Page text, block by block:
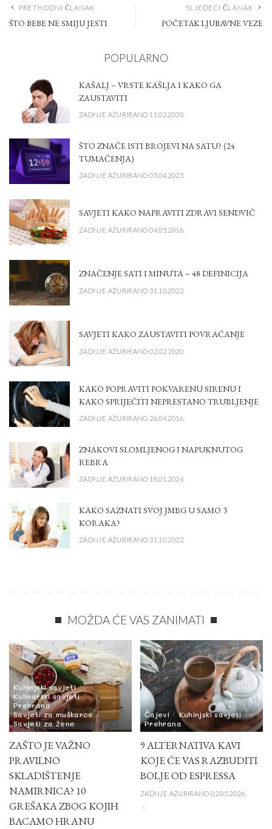
PRETHODNI ČLANAK
ŠTO BEBE NE SMIJU JESTI
SLJEDEĆI ČLANAK
POČETAK LJUBAVNE VEZE
POPULARNO
KAŠALJ – VRSTE KAŠLJA I KAKO GA
ZAUSTAVITI
ZADNJE AŽURIRANO 11.02.2020.
ŠTO ZNAČE ISTI BROJEVI NA SATU? (24
TUMAČENJA)
ZADNJE AŽURIRANO 05.04.2023.
SAVJETI KAKO NAPRAVITI ZDRAVI SENDVIČ
ZADNJE AŽURIRANO 04.05.2016.
ZNAČENJE SATI I MINUTA – 48 DEFINICIJA
ZADNJE AŽURIRANO 31.10.2022.
SAVJETI KAKO ZAUSTAVITI POVRAĆANJE
ZADNJE AŽURIRANO 02.02.2020.
KAKO POPRAVITI POKVARENU SIRENU I
KAKO SPRIJEČITI NEPRESTANO TRUBLJENJE
ZADNJE AŽURIRANO 26.04.2016.
ZNAKOVI SLOMLJENOG I NAPUKNUTOG
REBRA
ZADNJE AŽURIRANO 18.01.2024.
KAKO SAZNATI SVOJ JMBG U SAMO 3
KORAKA?
ZADNJE AŽURIRANO 31.10.2022.
MOŽDA ĆE VAS ZANIMATI
Kuhinjski savjeti
Kulinarski savjeti
Prehrana
Savjeti za muškarce
Savjeti za žene
ZAŠTO JE VAŽNO
PRAVILNO
SKLADIŠTENJE
NAMIRNICA? 10
GREŠAKA ZBOG KOJIH
BACAMO HRANU
Čajevi
Kuhinjski savjeti
Prehrana
9 ALTERNATIVA KAVI
KOJE ĆE VAS RAZBUDITI
BOLJE OD ESPRESSA
ZADNJE AŽURIRANO 02.05.2026.